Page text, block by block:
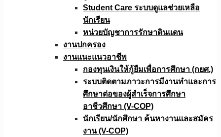
Student Care ระบบดูแลช่วยเหลือ
นักเรียน
หน่วยบัญชาการรักษาดินแดน
งานปกครอง
งานแนะแนวอาชีพ
กองทุนเงินให้กู้ยืมเพื่อการศึกษา (กยศ.)
ระบบติดตามภาวะการมีงานทำและการ
ศึกษาต่อของผู้สำเร็จการศึกษา
อาชีวศึกษา (V-COP)
นักเรียน/นักศึกษา ค้นหางานและสมัคร
งาน (V-COP)